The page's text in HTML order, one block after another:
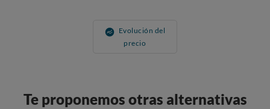
Evolución del
precio
Te proponemos otras alternativas